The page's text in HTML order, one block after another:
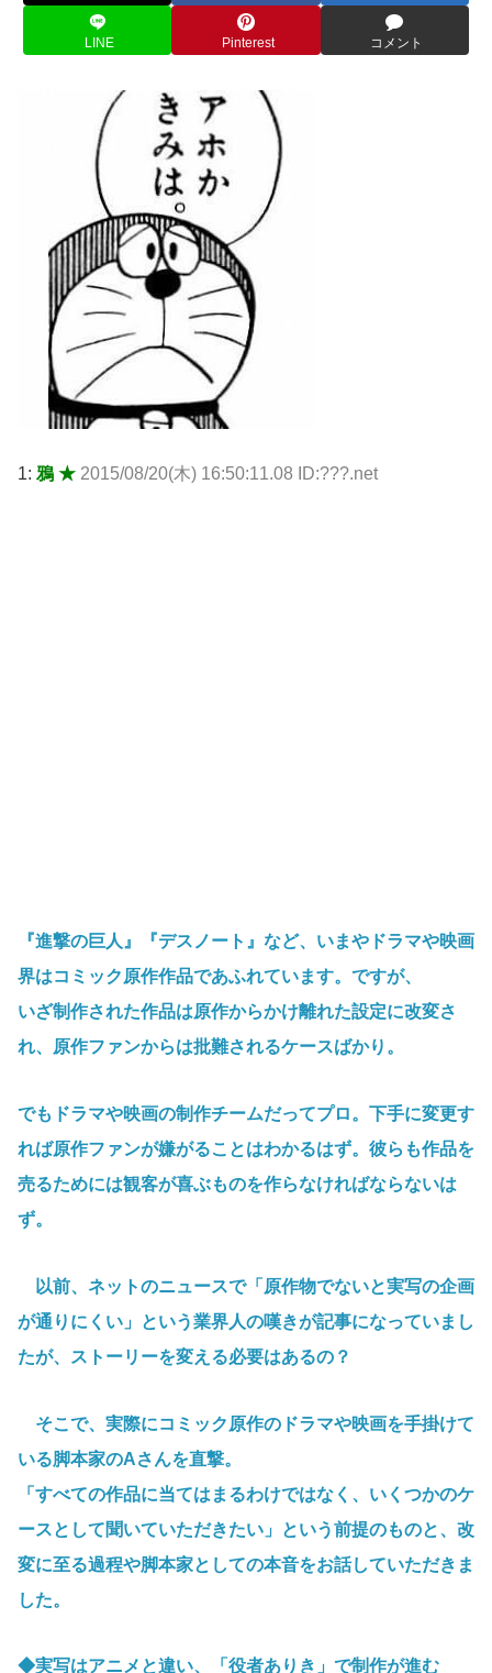
LINE Pinterest コメント
1: 鴉 ★ 2015/08/20(木) 16:50:11.08 ID:???.net
『進撃の巨人』『デスノート』など、いまやドラマや映画
界はコミック原作作品であふれています。ですが、
いざ制作された作品は原作からかけ離れた設定に改変さ
れ、原作ファンからは批難されるケースばかり。
でもドラマや映画の制作チームだってプロ。下手に変更す
れば原作ファンが嫌がることはわかるはず。彼らも作品を
売るためには観客が喜ぶものを作らなければならないは
ず。
以前、ネットのニュースで「原作物でないと実写の企画
が通りにくい」という業界人の嘆きが記事になっていまし
たが、ストーリーを変える必要はあるの？
そこで、実際にコミック原作のドラマや映画を手掛けて
いる脚本家のAさんを直撃。
「すべての作品に当てはまるわけではなく、いくつかのケ
ースとして聞いていただきたい」という前提のものと、改
変に至る過程や脚本家としての本音をお話していただきま
した。
◆実写はアニメと違い、「役者ありき」で制作が進む